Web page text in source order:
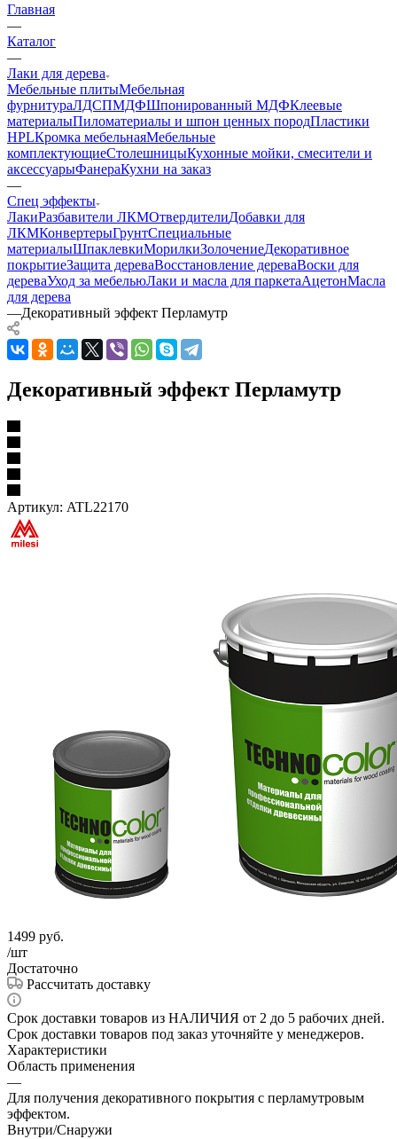
Главная
—
Каталог
—
Лаки для дерева
Мебельные плитыМебельная
фурнитураЛДСПМДФШпонированный МДФКлеевые
материалыПиломатериалы и шпон ценных породПластики
HPLКромка мебельнаяМебельные
комплектующиеСтолешницыКухонные мойки, смесители и
аксессуарыФанераКухни на заказ
—
Спец эффекты
ЛакиРазбавители ЛКМОтвердителиДобавки для
ЛКМКонвертерыГрунтСпециальные
материалыШпаклевкиМорилкиЗолочениеДекоративное
покрытиеЗащита дереваВосстановление дереваВоски для
дереваУход за мебельюЛаки и масла для паркетаАцетонМасла
для дерева
—Декоративный эффект Перламутр
Декоративный эффект Перламутр
Артикул: ATL22170
1499 руб.
/шт
Достаточно
Рассчитать доставку
Срок доставки товаров из НАЛИЧИЯ от 2 до 5 рабочих дней.
Срок доставки товаров под заказ уточняйте у менеджеров.
Характеристики
Область применения
—
Для получения декоративного покрытия с перламутровым
эффектом.
Внутри/Снаружи